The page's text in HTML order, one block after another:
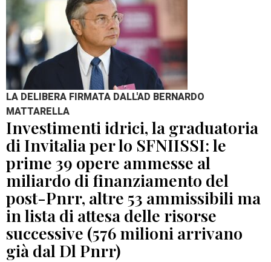
LA DELIBERA FIRMATA DALL'AD BERNARDO
MATTARELLA
Investimenti idrici, la graduatoria
di Invitalia per lo SFNIISSI: le
prime 39 opere ammesse al
miliardo di finanziamento del
post-Pnrr, altre 53 ammissibili ma
in lista di attesa delle risorse
successive (576 milioni arrivano
già dal Dl Pnrr)